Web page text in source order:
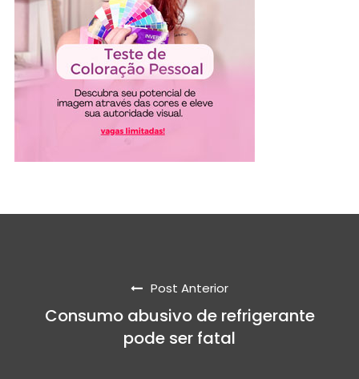
Post Anterior
Consumo abusivo de refrigerante
pode ser fatal